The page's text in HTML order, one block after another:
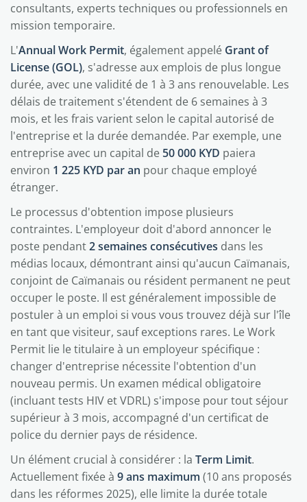
consultants, experts techniques ou professionnels en
mission temporaire.
L'Annual Work Permit, également appelé Grant of
License (GOL), s'adresse aux emplois de plus longue
durée, avec une validité de 1 à 3 ans renouvelable. Les
délais de traitement s'étendent de 6 semaines à 3
mois, et les frais varient selon le capital autorisé de
l'entreprise et la durée demandée. Par exemple, une
entreprise avec un capital de 50 000 KYD paiera
environ 1 225 KYD par an pour chaque employé
étranger.
Le processus d'obtention impose plusieurs
contraintes. L'employeur doit d'abord annoncer le
poste pendant2 semaines consécutives dans les
médias locaux, démontrant ainsi qu'aucun Caïmanais,
conjoint de Caïmanais ou résident permanent ne peut
occuper le poste. Il est généralement impossible de
postuler à un emploi si vous vous trouvez déjà sur l'île
en tant que visiteur, sauf exceptions rares. Le Work
Permit lie le titulaire à un employeur spécifique :
changer d'entreprise nécessite l'obtention d'un
nouveau permis. Un examen médical obligatoire
(incluant tests HIV et VDRL) s'impose pour tout séjour
supérieur à 3 mois, accompagné d'un certificat de
police du dernier pays de résidence.
Un élément crucial à considérer : la Term Limit.
Actuellement fixée à 9 ans maximum (10 ans proposés
dans les réformes 2025), elle limite la durée totale